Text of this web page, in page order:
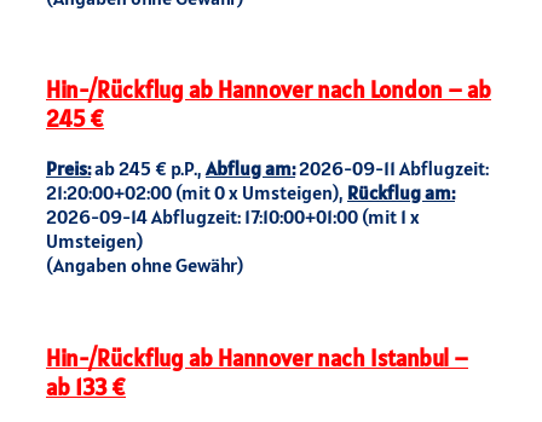
Hin-/Rückflug ab Hannover nach London – ab
245 €
Preis:ab 245 € p.P.,Abflug am:2026-09-11 Abflugzeit:
21:20:00+02:00 (mit 0 x Umsteigen), Rückflug am:
2026-09-14 Abflugzeit: 17:10:00+01:00 (mit 1 x
Umsteigen)
(Angaben ohne Gewähr)
Hin-/Rückflug ab Hannover nach Istanbul –
ab 133 €